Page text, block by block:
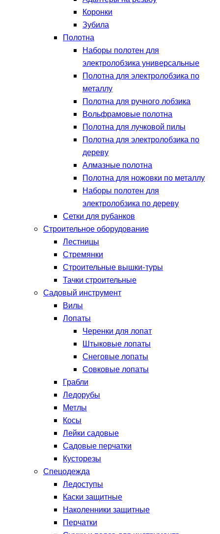
Коронки
Зубила
Полотна
Наборы полотен для
электролобзика универсальные
Полотна для электролобзика по
металлу
Полотна для ручного лобзика
Вольфрамовые полотна
Полотна для лучковой пилы
Полотна для электролобзика по
дереву
Алмазные полотна
Полотна для ножовки по металлу
Наборы полотен для
электролобзика по дереву
Сетки для рубанков
Строительное оборудование
Лестницы
Стремянки
Строительные вышки-туры
Тачки строительные
Садовый инструмент
Вилы
Лопаты
Черенки для лопат
Штыковые лопаты
Снеговые лопаты
Совковые лопаты
Грабли
Ледорубы
Метлы
Косы
Лейки садовые
Садовые перчатки
Кусторезы
Спецодежда
Ледоступы
Каски защитные
Наколенники защитные
Перчатки